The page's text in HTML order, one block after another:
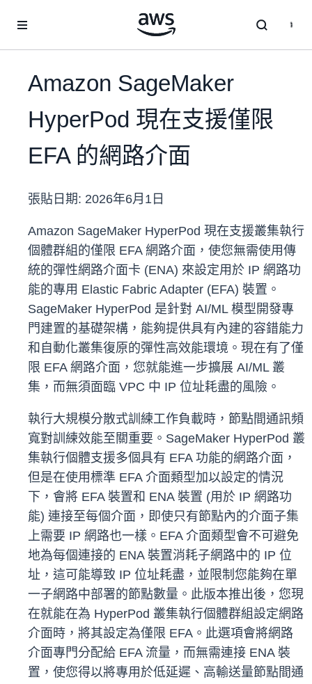
Amazon SageMaker
HyperPod 現在支援僅限
EFA 的網路介面
張貼日期: 2026年6月1日
Amazon SageMaker HyperPod 現在支援叢集執行
個體群組的僅限 EFA 網路介面，使您無需使用傳
統的彈性網路介面卡 (ENA) 來設定用於 IP 網路功
能的專用 Elastic Fabric Adapter (EFA) 裝置。
SageMaker HyperPod 是針對 AI/ML 模型開發專
門建置的基礎架構，能夠提供具有內建的容錯能力
和自動化叢集復原的彈性高效能環境。現在有了僅
限 EFA 網路介面，您就能進一步擴展 AI/ML 叢
集，而無須面臨 VPC 中 IP 位址耗盡的風險。
執行大規模分散式訓練工作負載時，節點間通訊頻
寬對訓練效能至關重要。SageMaker HyperPod 叢
集執行個體支援多個具有 EFA 功能的網路介面，
但是在使用標準 EFA 介面類型加以設定的情況
下，會將 EFA 裝置和 ENA 裝置 (用於 IP 網路功
能) 連接至每個介面，即使只有節點內的介面子集
上需要 IP 網路也一樣。EFA 介面類型會不可避免
地為每個連接的 ENA 裝置消耗子網路中的 IP 位
址，這可能導致 IP 位址耗盡，並限制您能夠在單
一子網路中部署的節點數量。此版本推出後，您現
在就能在為 HyperPod 叢集執行個體群組設定網路
介面時，將其設定為僅限 EFA。此選項會將網路
介面專門分配給 EFA 流量，而無需連接 ENA 裝
置，使您得以將專用於低延遲、高輸送量節點間通